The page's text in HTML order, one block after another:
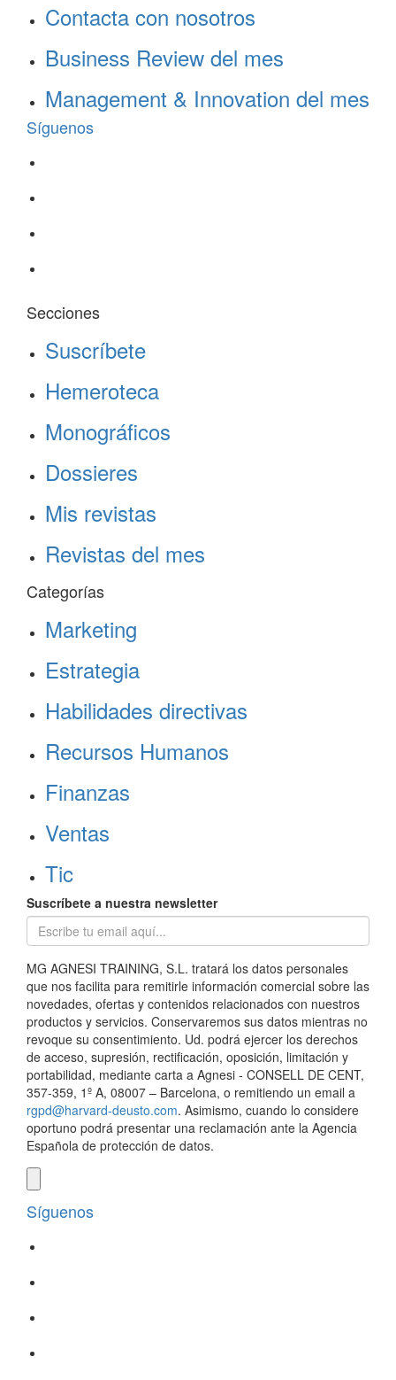
Contacta con nosotros
Business Review del mes
Management & Innovation del mes
Síguenos
Secciones
Suscríbete
Hemeroteca
Monográficos
Dossieres
Mis revistas
Revistas del mes
Categorías
Marketing
Estrategia
Habilidades directivas
Recursos Humanos
Finanzas
Ventas
Tic
Suscríbete a nuestra newsletter
MG AGNESI TRAINING, S.L. tratará los datos personales
que nos facilita para remitirle información comercial sobre las
novedades, ofertas y contenidos relacionados con nuestros
productos y servicios. Conservaremos sus datos mientras no
revoque su consentimiento. Ud. podrá ejercer los derechos
de acceso, supresión, rectificación, oposición, limitación y
portabilidad, mediante carta a Agnesi - CONSELL DE CENT,
357-359, 1º A, 08007 – Barcelona, o remitiendo un email a
rgpd@harvard-deusto.com. Asimismo, cuando lo considere
oportuno podrá presentar una reclamación ante la Agencia
Española de protección de datos.
Síguenos